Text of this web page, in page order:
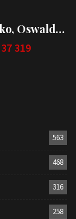
Oswald…
37 319
563
468
316
258